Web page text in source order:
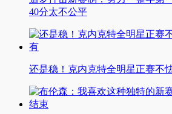
40分太不公平
还是稳！克内克特全明星正赛